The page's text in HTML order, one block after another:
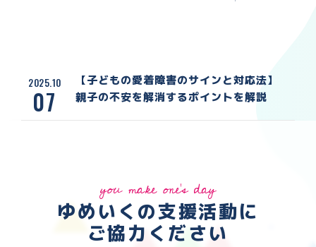
2025.10
07
【子どもの愛着障害のサインと対応法】
親子の不安を解消するポイントを解説
you make one's day
ゆめいくの支援活動に
ご協力ください